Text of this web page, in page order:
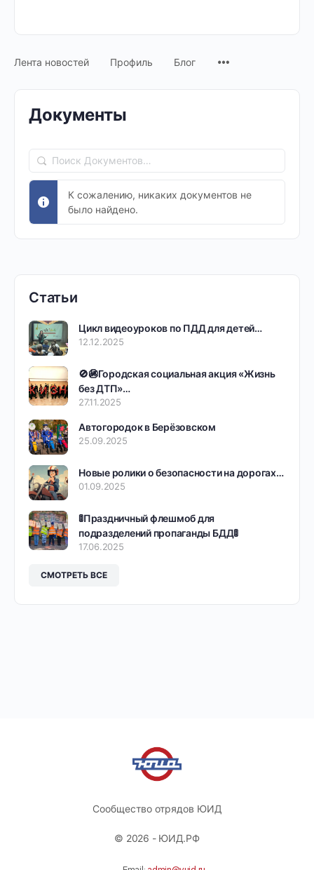
Лента новостей Профиль Блог
Документы
Поиск
Документов…
К сожалению, никаких документов не
было найдено.
Статьи
Цикл видеоуроков по ПДД для детей…
12.12.2025
🚫🚳Городская социальная акция «Жизнь
без ДТП»…
27.11.2025
Автогородок в Берёзовском
25.09.2025
Новые ролики о безопасности на дорогах…
01.09.2025
🚦Праздничный флешмоб для
подразделений пропаганды БДД🚦
17.06.2025
СМОТРЕТЬ ВСЕ
Сообщество отрядов ЮИД
© 2026 - ЮИД.РФ